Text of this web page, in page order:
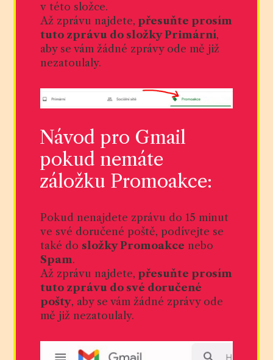
v této složce.
Až zprávu najdete, přesuňte prosím
tuto zprávu do složky Primární,
aby se vám žádné zprávy ode mě již
nezatoulaly.
Návod pro Gmail
pokud nemáte
záložku Promoakce:
Pokud nenajdete zprávu do 15 minut
ve své doručené poště, podívejte se
také do složky Promoakce nebo
Spam.
Až zprávu najdete, přesuňte prosím
tuto zprávu do své doručené
pošty, aby se vám žádné zprávy ode
mě již nezatoulaly.